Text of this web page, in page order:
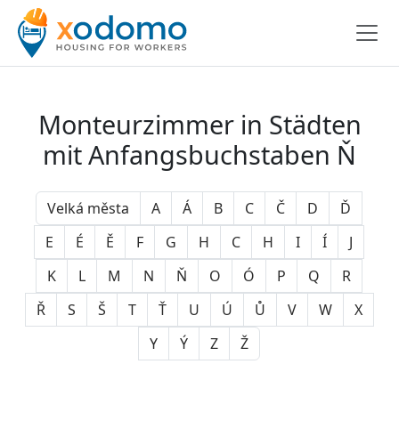
Monteurzimmer in Städten
mit Anfangsbuchstaben Ň
Velká města A Á B C Č D
Ď
E
É Ě F G H C H I Í
J
K
L M N Ň O Ó P Q
R
Ř
S Š T Ť U Ú Ů V W
X
Y
Ý Z Ž